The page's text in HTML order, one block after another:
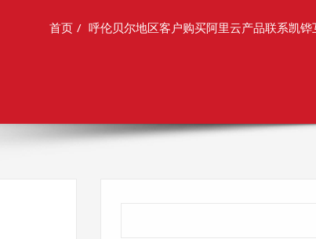
首页 呼伦贝尔地区客户购买阿里云产品联系凯铧